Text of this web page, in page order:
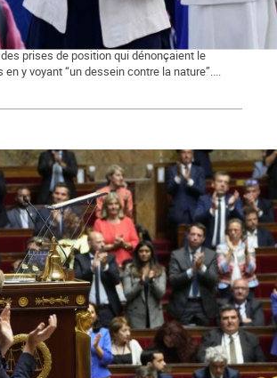
territoriales, issue des Républicains,
prises de position qui dénonçaient le
y voyant “un dessein contre la nature”....
ni l'Assemblée ne nous représente !